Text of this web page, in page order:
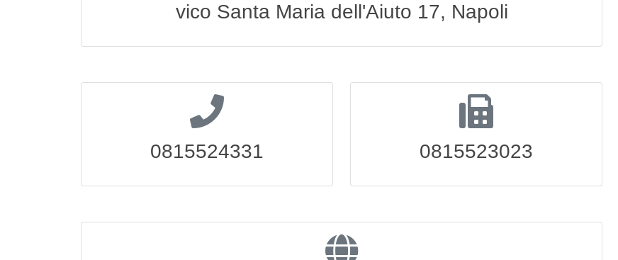
vico Santa Maria dell'Aiuto 17, Napoli
0815524331 0815523023